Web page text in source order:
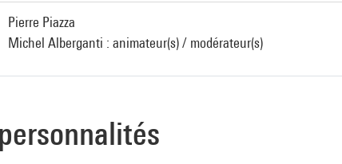
Pierre Piazza
Michel Alberganti : animateur(s) / modérateur(s)